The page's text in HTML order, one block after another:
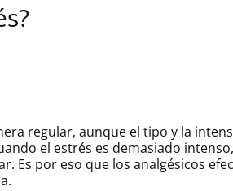
regular, aunque el tipo y la
el estrés es demasiado
Es por eso que los analgésicos